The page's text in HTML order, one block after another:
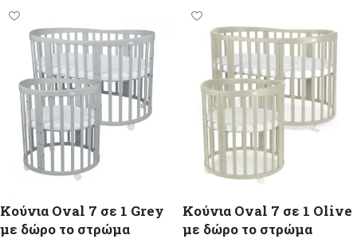
Κούνια Oval 7 σε 1 Grey
με δώρο το στρώμα
Κούνια Oval 7 σε 1 Olive
με δώρο το στρώμα